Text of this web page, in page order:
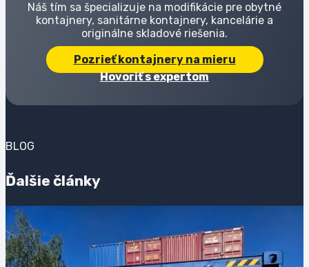
Náš tím sa špecializuje na modifikácie pre obytné
kontajnery, sanitárne kontajnery, kancelárie a
originálne skladové riešenia.
Pozrieť kontajnery na mieru
Hovoriť s expertom
BLOG
Ďalšie články